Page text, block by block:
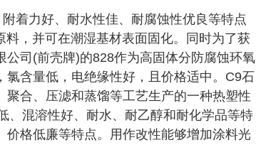
着力好、耐水性佳、耐腐蚀性优良等特点
，并可在潮湿基材表面固化。同时为了获
司(前壳牌)的828作为高固体分防腐蚀环氧
含量低，电绝缘性好，且价格适中。C9石
合、压滤和蒸馏等工艺生产的一种热塑性
、混溶性好、耐水、耐乙醇和耐化学品等特
格低廉等特点。用作改性能够增加涂料光